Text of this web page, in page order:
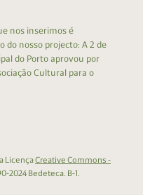
nos inserimos é
nosso projecto: A 2 de
do Porto aprovou por
Cultural para o
LicençaCreative Commons -
2024 Bedeteca. B-1.